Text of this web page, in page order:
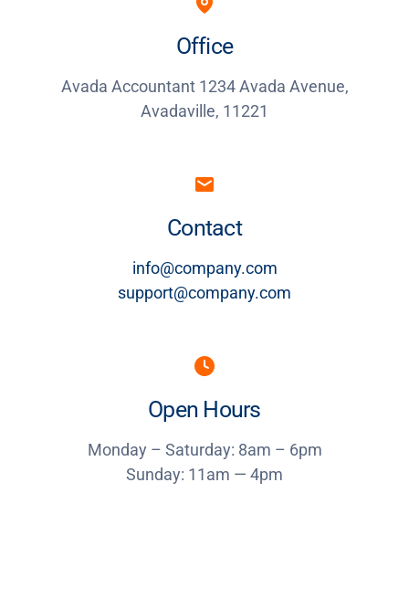
Office
Avada Accountant 1234 Avada Avenue,
Avadaville, 11221
Contact
info@company.com
support@company.com
Open Hours
Monday – Saturday: 8am – 6pm
Sunday: 11am — 4pm